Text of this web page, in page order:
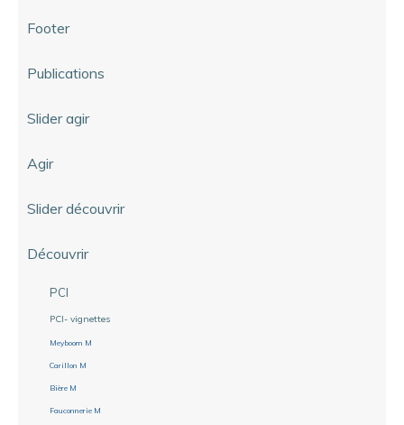
Footer
Publications
Slider agir
Agir
Slider découvrir
Découvrir
PCI
PCI- vignettes
Meyboom M
Carillon M
Bière M
Fauconnerie M